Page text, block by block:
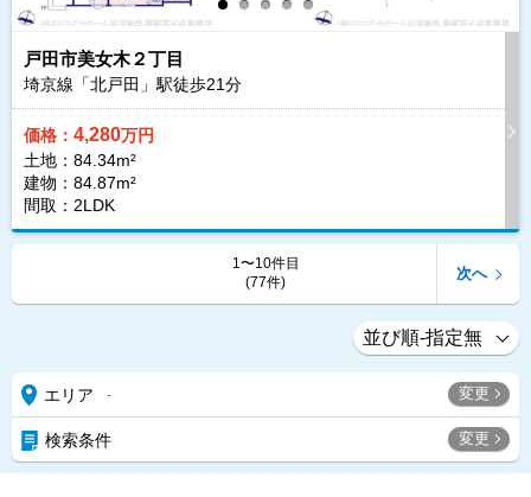
戸田市美女木２丁目
埼京線「北戸田」駅徒歩21分
価格： 4,280万円
土地：84.34m²
建物：84.87m²
間取：2LDK
1〜10件目
(77件)
次へ
エリア - 変更
検索条件 変更